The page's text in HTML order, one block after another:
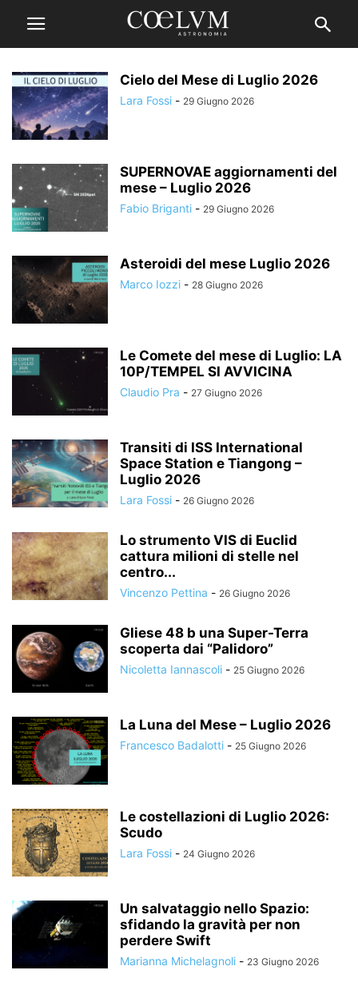
Cielo del Mese di Luglio 2026
Lara Fossi - 29 Giugno 2026
SUPERNOVAE aggiornamenti del
mese – Luglio 2026
Fabio Briganti - 29 Giugno 2026
Asteroidi del mese Luglio 2026
Marco Iozzi - 28 Giugno 2026
Le Comete del mese di Luglio: LA
10P/TEMPEL SI AVVICINA
Claudio Pra - 27 Giugno 2026
Transiti di ISS International
Space Station e Tiangong –
Luglio 2026
Lara Fossi - 26 Giugno 2026
Lo strumento VIS di Euclid
cattura milioni di stelle nel
centro...
Vincenzo Pettina - 26 Giugno 2026
Gliese 48 b una Super-Terra
scoperta dai “Palidoro”
Nicoletta Iannascoli - 25 Giugno 2026
La Luna del Mese – Luglio 2026
Francesco Badalotti - 25 Giugno 2026
Le costellazioni di Luglio 2026:
Scudo
Lara Fossi - 24 Giugno 2026
Un salvataggio nello Spazio:
sfidando la gravità per non
perdere Swift
Marianna Michelagnoli - 23 Giugno 2026